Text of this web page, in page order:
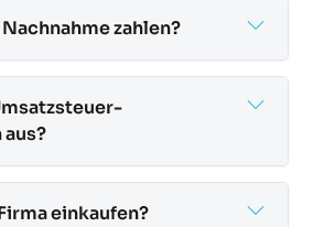
zahlen?
einkaufen?